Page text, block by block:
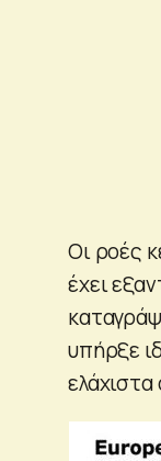
Οι ροές
έχει
υπήρξε